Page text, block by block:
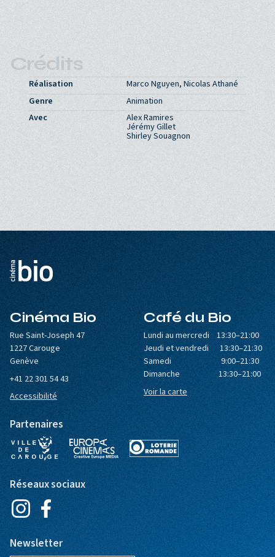
Crédits
Réalisation
Marco Nguyen, Nicolas Athané
Genre
Animation
Avec
Alex Ramires
Jérémy Gillet
Shirley Souagnon
Cinéma Bio
Rue Saint-Joseph 47
1227 Carouge
Genève
+41 22 301 54 43
Accessibilité
Café du Bio
Lundi au mercredi 13:30–21:00
Jeudi et vendredi 13:30–21:30
Samedi 9:00–21:30
Dimanche 13:30–21:00
Voir la carte
Partenaires
Réseaux sociaux
Newsletter